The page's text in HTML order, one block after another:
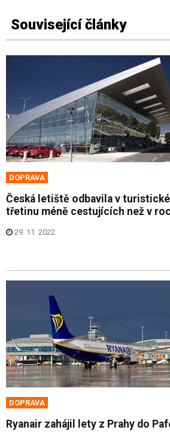
Související články
DOPRAVA
Česká letiště odbavila v
třetinu méně cestujících než v
29. 11. 2022
DOPRAVA
Ryanair zahájil lety z Prahy do